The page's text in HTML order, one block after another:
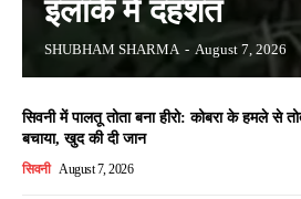
इलाके में दहशत
SHUBHAM SHARMA - August 7, 2026
सिवनी में पालतू तोता बना हीरो: कोबरा के हमले से
बचाया, खुद की दी जान
सिवनी August 7, 2026